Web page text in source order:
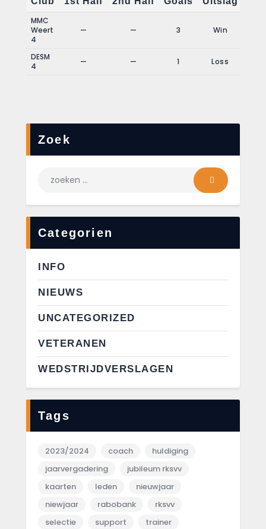
MMC
Weert
4
— — 3 Win
DESM
4
— — 1 Loss
Zoek
Categorien
INFO
NIEUWS
UNCATEGORIZED
VETERANEN
WEDSTRIJDVERSLAGEN
Tags
2023/2024 coach
huldiging
jaarvergadering
jubileum rksvv
kaarten
leden
nieuwjaar
niewjaar
rabobank
rksvv
selectie
support trainer